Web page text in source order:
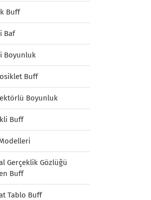
Buff
Baf
Boyunluk
Buff
Boyunluk
Buff
Gerçeklik Gözlüğü
Buff
Tablo Buff